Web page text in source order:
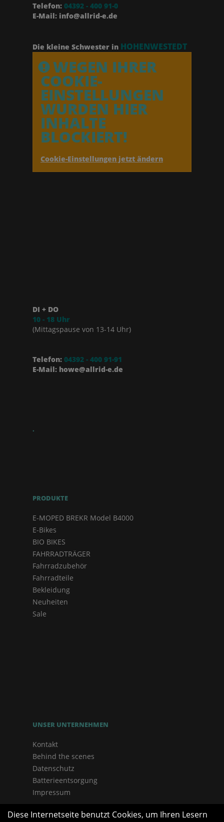
Telefon: 04392 - 400 91-0
E-Mail: info@allrid-e.de
Die kleine Schwester in HOHENWESTEDT
WEGEN IHRER
COOKIE-
EINSTELLUNGEN
WURDEN HIER
INHALTE
BLOCKIERT!
Cookie-Einstellungen jetzt ändern
DI + DO
10 - 18 Uhr
(Mittagspause von 13-14 Uhr)
Telefon: 04392 - 400 91-91
E-Mail: howe@allrid-e.de
.
PRODUKTE
E-MOPED BREKR Model B4000
E-Bikes
BIO BIKES
FAHRRADTRÄGER
Fahrradzubehör
Fahrradteile
Bekleidung
Neuheiten
Sale
UNSER UNTERNEHMEN
Kontakt
Behind the scenes
Datenschutz
Batterieentsorgung
Impressum
Diese Internetseite benutzt Cookies, um Ihren Lesern